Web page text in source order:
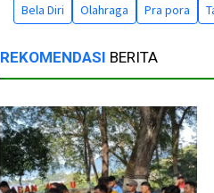
Bela Diri Olahraga Pra pora
REKOMENDASI BERITA